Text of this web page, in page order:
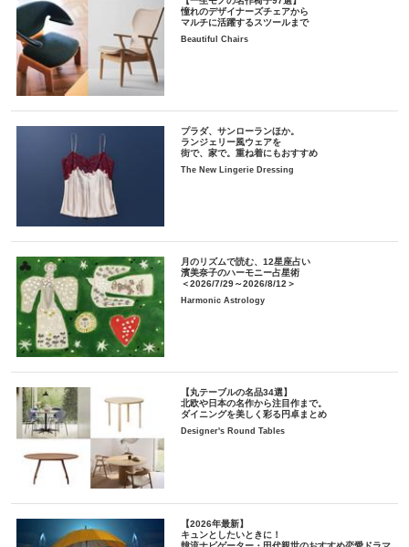
憧れのデザイナーズチェアから
マルチに活躍するスツールまで
Beautiful Chairs
プラダ、サンローランほか。
ランジェリー風ウェアを
街で、家で。重ね着にもおすすめ
The New Lingerie Dressing
月のリズムで読む、12星座占い
濱美奈子のハーモニー占星術
＜2026/7/29～2026/8/12＞
Harmonic Astrology
【丸テーブルの名品34選】
北欧や日本の名作から注目作まで。
ダイニングを美しく彩る円卓まとめ
Designer's Round Tables
【2026年最新】
キュンとしたいときに！